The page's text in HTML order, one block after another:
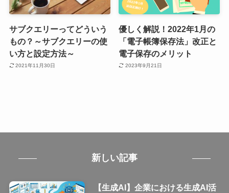
サブクエリーってどういう
もの？～サブクエリーの使
い方と設定方法～
2021年11月30日
優しく解説！2022年1月の
「電子帳簿保存法」改正と
電子保存のメリット
2023年9月21日
新しい記事
【生成AI】企業における生成AI活